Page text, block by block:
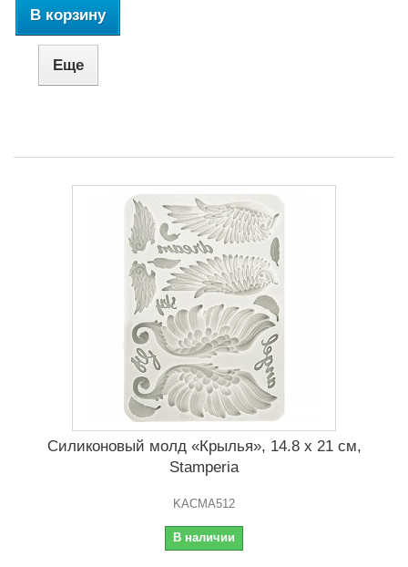
В корзину
Еще
Силиконовый молд «Крылья», 14.8 x 21 см,
Stamperia
KACMA512
В наличии